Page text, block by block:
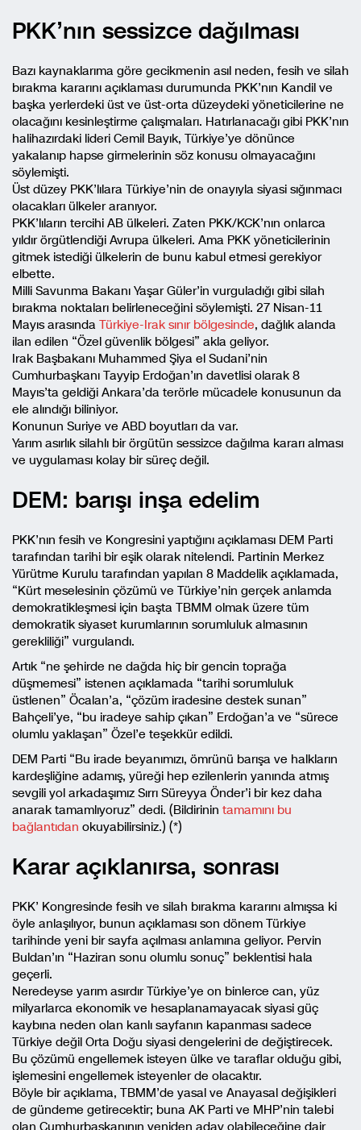
PKK’nın sessizce dağılması
Bazı kaynaklarıma göre gecikmenin asıl neden, fesih ve silah
bırakma kararını açıklaması durumunda PKK’nın Kandil ve
başka yerlerdeki üst ve üst-orta düzeydeki yöneticilerine ne
olacağını kesinleştirme çalışmaları. Hatırlanacağı gibi PKK’nın
halihazırdaki lideri Cemil Bayık, Türkiye’ye dönünce
yakalanıp hapse girmelerinin söz konusu olmayacağını
söylemişti.
Üst düzey PKK’lılara Türkiye’nin de onayıyla siyasi sığınmacı
olacakları ülkeler aranıyor.
PKK’lıların tercihi AB ülkeleri. Zaten PKK/KCK’nın onlarca
yıldır örgütlendiği Avrupa ülkeleri. Ama PKK yöneticilerinin
gitmek istediği ülkelerin de bunu kabul etmesi gerekiyor
elbette.
Milli Savunma Bakanı Yaşar Güler’in vurguladığı gibi silah
bırakma noktaları belirleneceğini söylemişti. 27 Nisan-11
Mayıs arasında Türkiye-Irak sınır bölgesinde, dağlık alanda
ilan edilen “Özel güvenlik bölgesi” akla geliyor.
Irak Başbakanı Muhammed Şiya el Sudani’nin
Cumhurbaşkanı Tayyip Erdoğan’ın davetlisi olarak 8
Mayıs’ta geldiği Ankara’da terörle mücadele konusunun da
ele alındığı biliniyor.
Konunun Suriye ve ABD boyutları da var.
Yarım asırlık silahlı bir örgütün sessizce dağılma kararı alması
ve uygulaması kolay bir süreç değil.
DEM: barışı inşa edelim
PKK’nın fesih ve Kongresini yaptığını açıklaması DEM Parti
tarafından tarihi bir eşik olarak nitelendi. Partinin Merkez
Yürütme Kurulu tarafından yapılan 8 Maddelik açıklamada,
“Kürt meselesinin çözümü ve Türkiye’nin gerçek anlamda
demokratikleşmesi için başta TBMM olmak üzere tüm
demokratik siyaset kurumlarının sorumluluk almasının
gerekliliği” vurgulandı.
Artık “ne şehirde ne dağda hiç bir gencin toprağa
düşmemesi” istenen açıklamada “tarihi sorumluluk
üstlenen” Öcalan’a, “çözüm iradesine destek sunan”
Bahçeli’ye, “bu iradeye sahip çıkan” Erdoğan’a ve “sürece
olumlu yaklaşan” Özel’e teşekkür edildi.
DEM Parti “Bu irade beyanımızı, ömrünü barışa ve halkların
kardeşliğine adamış, yüreği hep ezilenlerin yanında atmış
sevgili yol arkadaşımız Sırrı Süreyya Önder’i bir kez daha
anarak tamamlıyoruz” dedi. (Bildirinin tamamını bu
bağlantıdan okuyabilirsiniz.) (*)
Karar açıklanırsa, sonrası
PKK’ Kongresinde fesih ve silah bırakma kararını almışsa ki
öyle anlaşılıyor, bunun açıklaması son dönem Türkiye
tarihinde yeni bir sayfa açılması anlamına geliyor. Pervin
Buldan’ın “Haziran sonu olumlu sonuç” beklentisi hala
geçerli.
Neredeyse yarım asırdır Türkiye’ye on binlerce can, yüz
milyarlarca ekonomik ve hesaplanamayacak siyasi güç
kaybına neden olan kanlı sayfanın kapanması sadece
Türkiye değil Orta Doğu siyasi dengelerini de değiştirecek.
Bu çözümü engellemek isteyen ülke ve taraflar olduğu gibi,
işlemesini engellemek isteyenler de olacaktır.
Böyle bir açıklama, TBMM’de yasal ve Anayasal değişikleri
de gündeme getirecektir; buna AK Parti ve MHP’nin talebi
olan Cumhurbaşkanının yeniden aday olabileceğine dair